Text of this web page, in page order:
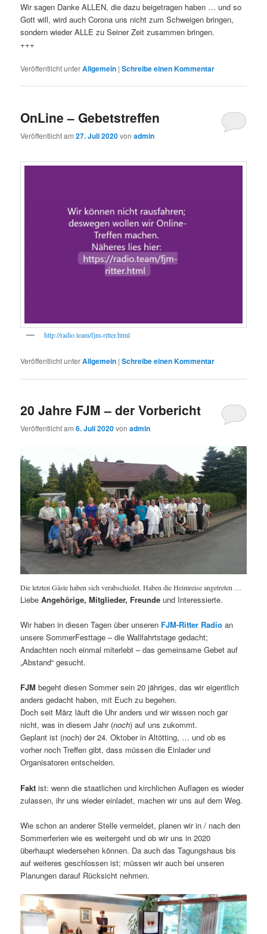
Wir sagen Danke ALLEN, die dazu beigetragen haben … und so
Gott will, wird auch Corona uns nicht zum Schweigen bringen,
sondern wieder ALLE zu Seiner Zeit zusammen bringen.
+++
Veröffentlicht unterAllgemein |Schreibe einen Kommentar
OnLine – Gebetstreffen
Veröffentlicht am27. Juli 2020vonadmin
http://radio.team/fjm-ritter.html
Veröffentlicht unterAllgemein |Schreibe einen Kommentar
20 Jahre FJM – der Vorbericht
Veröffentlicht am6. Juli 2020vonadmin
Die letzten Gäste haben sich verabschiedet. Haben die Heimreise angetreten …
LiebeAngehörige, Mitglieder, Freunde und Interessierte.
Wir haben in diesen Tagen über unseren FJM-Ritter Radio an
unsere SommerFesttage – die Wallfahrtstage gedacht;
Andachten noch einmal miterlebt – das gemeinsame Gebet auf
„Abstand“ gesucht.
FJMbegeht diesen Sommer sein 20 jähriges, das wir eigentlich
anders gedacht haben, mit Euch zu begehen.
Doch seit März läuft die Uhr anders und wir wissen noch gar
nicht, was in diesem Jahr (noch) auf uns zukommt.
Geplant ist (noch) der 24. Oktober in Altötting, … und ob es
vorher noch Treffen gibt, dass müssen die Einlader und
Organisatoren entscheiden.
Faktist: wenn die staatlichen und kirchlichen Auflagen es wieder
zulassen, ihr uns wieder einladet, machen wir uns auf dem Weg.
Wie schon an anderer Stelle vermeldet, planen wir in / nach den
Sommerferien wie es weitergeht und ob wir uns in 2020
überhaupt wiedersehen können. Da auch das Tagungshaus bis
auf weiteres geschlossen ist; müssen wir auch bei unseren
Planungen darauf Rücksicht nehmen.